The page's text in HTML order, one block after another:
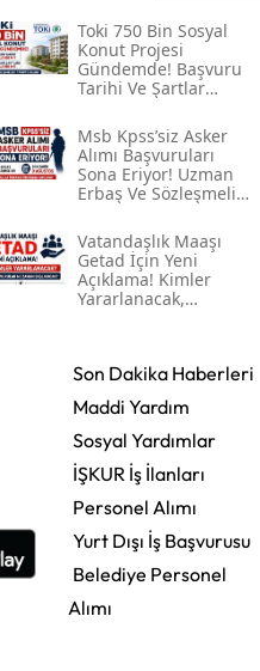
Toki̇ 750 Bin Sosyal
Konut Projesi
Gündemde! Başvuru
Tarihi Ve Şartlar
Msb Kpss’siz Asker
Alımı Başvuruları
Sona Eriyor! Uzman
Erbaş Ve Sözleşmeli
Ağustos
Vatandaşlık Maaşı
Getad İçin Yeni
Açıklama! Kimler
Yararlanacak,
Son Dakika Haberleri
Maddi Yardım
Sosyal Yardımlar
İŞKUR İş İlanları
Personel Alımı
Yurt Dışı İş Başvurusu
Belediye Personel
Alımı